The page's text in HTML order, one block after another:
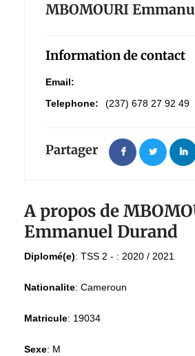
MBOMOURI
Information de contact
Email:
Telephone:
(237) 678 27 92 49
Partager
A propos de
Emmanuel Durand
Diplomé(e): TSS 2 - : 2020 / 2021
Nationalite: Cameroun
Matricule: 19034
Sexe: M